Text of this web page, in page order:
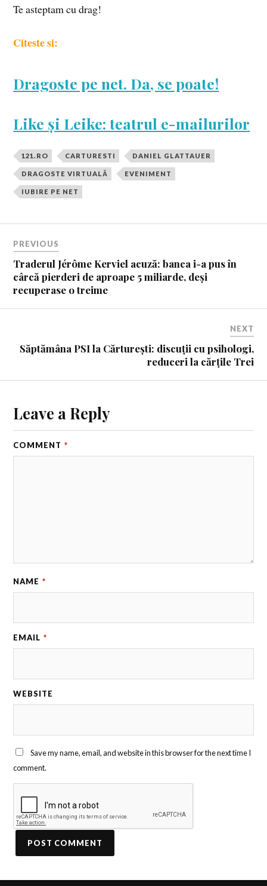
Te asteptam cu drag!
Citeste si:
Dragoste pe net. Da, se poate!
Like și Leike: teatrul e-mailurilor
121.RO CARTURESTI DANIEL GLATTAUER
DRAGOSTE VIRTUALĂ EVENIMENT
IUBIRE PE NET
PREVIOUS
Traderul Jérôme Kerviel acuză: banca i-a pus în
cârcă pierderi de aproape 5 miliarde, deși
recuperase o treime
NEXT
Săptămâna PSI la Cărturești: discuții cu psihologi,
reduceri la cărțile Trei
Leave a Reply
COMMENT *
NAME *
EMAIL *
WEBSITE
Save my name, email, and website in this browser for the next time I
comment.